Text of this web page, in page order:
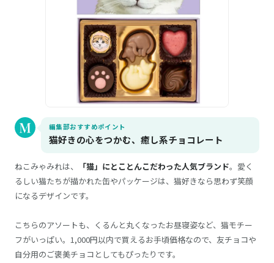
編集部おすすめポイント
猫好きの心をつかむ、癒し系チョコレート
ねこみゃみれは、 「猫」にとことんこだわった人気ブランド。愛く
るしい猫たちが描かれた缶やパッケージは、猫好きなら思わず笑顔
になるデザインです。
こちらのアソートも、くるんと丸くなったお昼寝姿など、猫モチー
フがいっぱい。1,000円以内で買えるお手頃価格なので、友チョコや
自分用のご褒美チョコとしてもぴったりです。